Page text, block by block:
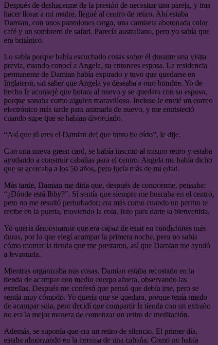
Después de deshacerme de la presión de necesitar una pareja, y tras
hacer llorar a mi madre, llegué al centro de retiro. Ahí estaba
Damian, con unos pantalones cargo, una camiseta abotonada color
café y un sombrero de safari. Parecía australiano, pero yo sabía que
era británico.
Lo sabía porque había escuchado cosas sobre él durante una visita
previa, cuando conocí a Angela, su entonces esposa. La residencia
permanente de Damian había expirado y tuvo que quedarse en
Inglaterra, sin saber que Angela ya deseaba a otro hombre. Yo de
hecho le aconsejé que botara al nuevo y se quedara con su esposo,
porque sonaba como alguien maravilloso. Incluso le envié un correo
electrónico más tarde para animarla de nuevo, y me entristeció
cuando supe que se habían divorciado.
“Así que tú eres el Damian del que tanto he oído”, le dije.
Con una nueva green card, se había inscrito al mismo retiro y estaba
ayudando a construir cabañas para el centro. Angela me había dicho
que se acercaba a los 50 años, pero lucía más de mi edad.
Más tarde, Damian me diría que, después de conocerme, pensaba:
“¿Dónde está Ibby?”. Sí sentía que siempre me buscaba en el centro,
pero no me resultó perturbador; era más como cuando un perrito te
recibe en la puerta, moviendo la cola, listo para darte la bienvenida.
Yo quería demostrarme que era capaz de estar en condiciones más
duras, por lo que elegí acampar la primera noche, pero no sabía
cómo montar la tienda que me prestaron, así que Damian me ayudó
a levantarla.
Mientras organizaba mis cosas, Damian estaba recostado en la
tienda de acampar con medio cuerpo afuera, observando las
estrellas. Después me confesó que pensó que debía irse, pero se
sentía muy cómodo. Yo quería que se quedara, porque tenía miedo
de acampar sola, pero decidí que compartir la tienda con un extraño
no era la mejor manera de comenzar un retiro de meditación.
Además, se suponía que era un retiro de silencio. El primer día,
estaba almorzando en la cornisa de una cabaña. Como no había